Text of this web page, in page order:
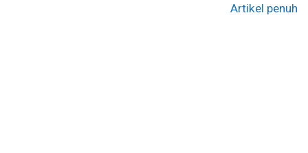
Artikel penuh